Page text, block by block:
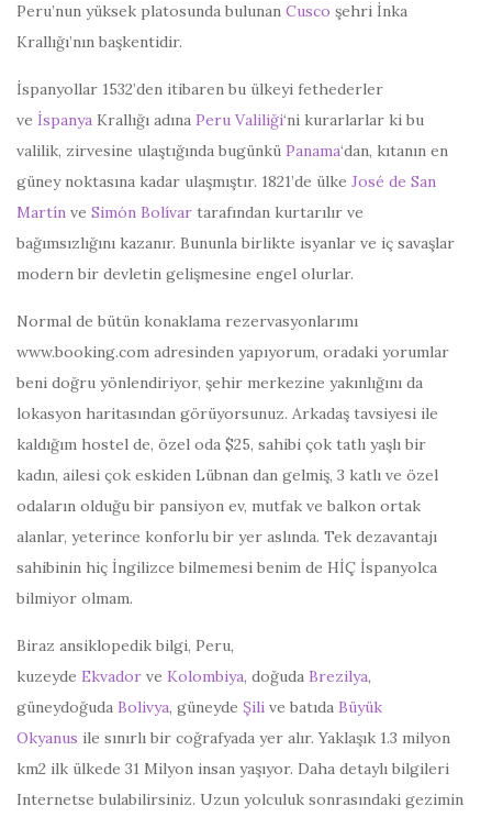
Peru’nun yüksek platosunda bulunan Cusco şehri İnka
Krallığı’nın başkentidir.
İspanyollar 1532’den itibaren bu ülkeyi fethederler
ve İspanya Krallığı adına Peru Valiliği‘ni kurarlarlar ki bu
valilik, zirvesine ulaştığında bugünkü Panama‘dan, kıtanın en
güney noktasına kadar ulaşmıştır. 1821’de ülke José de San
Martín ve Simón Bolívar tarafından kurtarılır ve
bağımsızlığını kazanır. Bununla birlikte isyanlar ve iç savaşlar
modern bir devletin gelişmesine engel olurlar.
Normal de bütün konaklama rezervasyonlarımı
www.booking.com adresinden yapıyorum, oradaki yorumlar
beni doğru yönlendiriyor, şehir merkezine yakınlığını da
lokasyon haritasından görüyorsunuz. Arkadaş tavsiyesi ile
kaldığım hostel de, özel oda $25, sahibi çok tatlı yaşlı bir
kadın, ailesi çok eskiden Lübnan dan gelmiş, 3 katlı ve özel
odaların olduğu bir pansiyon ev, mutfak ve balkon ortak
alanlar, yeterince konforlu bir yer aslında. Tek dezavantajı
sahibinin hiç İngilizce bilmemesi benim de HİÇ İspanyolca
bilmiyor olmam.
Biraz ansiklopedik bilgi, Peru,
kuzeyde Ekvador ve Kolombiya, doğuda Brezilya,
güneydoğuda Bolivya, güneyde Şili ve batıda Büyük
Okyanus ile sınırlı bir coğrafyada yer alır. Yaklaşık 1.3 milyon
km2 ilk ülkede 31 Milyon insan yaşıyor. Daha detaylı bilgileri
Internetse bulabilirsiniz. Uzun yolculuk sonrasındaki gezimin